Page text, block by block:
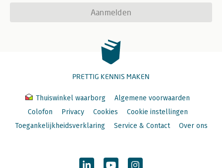
Aanmelden
PRETTIG KENNIS MAKEN
Thuiswinkel waarborg
Algemene voorwaarden
Colofon
Privacy Cookies
Cookie instellingen
Toegankelijkheidsverklaring
Service & Contact Over ons